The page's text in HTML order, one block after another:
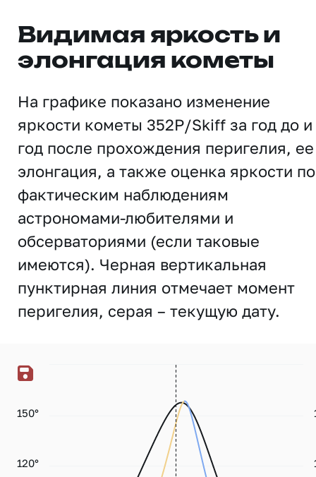
Видимая яркость и
элонгация кометы
На графике показано изменение
яркости кометы 352P/Skiff за год до и
год после прохождения перигелия, ее
элонгация, а также оценка яркости по
фактическим наблюдениям
астрономами-любителями и
обсерваториями (если таковые
имеются). Черная вертикальная
пунктирная линия отмечает момент
перигелия, серая – текущую дату.
120°
150°